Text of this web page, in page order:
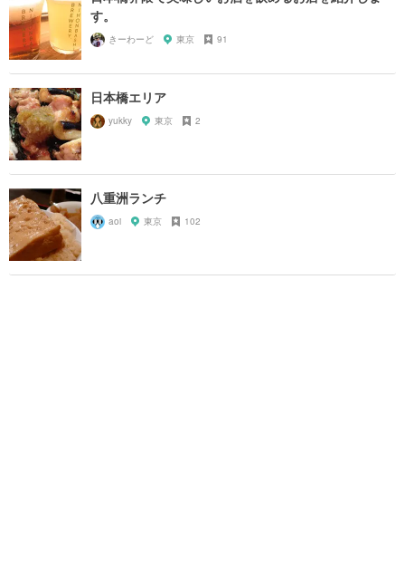
す。
きーわーど 東京 91
日本橋エリア
yukky 東京 2
八重洲ランチ
aoi 東京 102